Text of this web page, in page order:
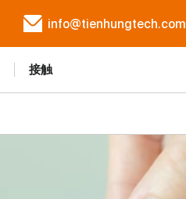
info@tienhungtech.com
接触